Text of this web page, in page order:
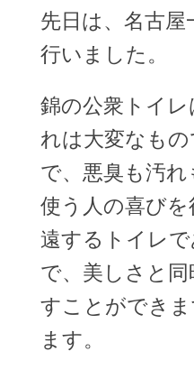
先日は、名古
行いました。
錦の公衆トイ
れは大変なも
で、悪臭も汚
使う人の喜び
遠するトイレ
で、美しさと
すことができ
ます。